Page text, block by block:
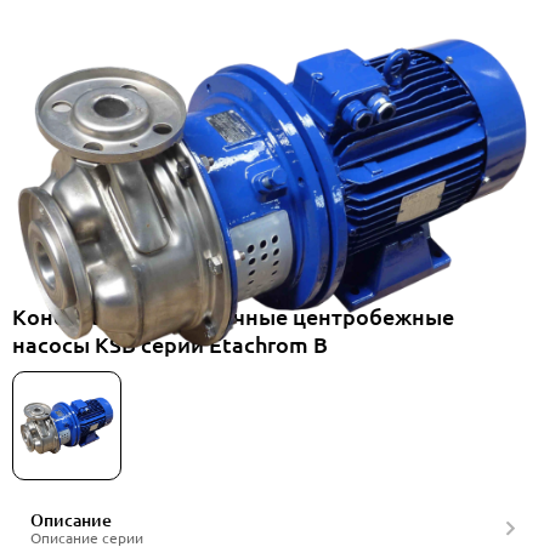
Консольно-моноблочные центробежные
насосы KSB серии Etachrom B
Описание
Описание серии